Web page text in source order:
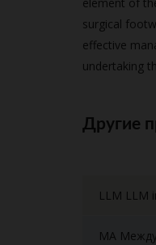
surgical
effective
undertaking
Другие
LLM LLM
MA